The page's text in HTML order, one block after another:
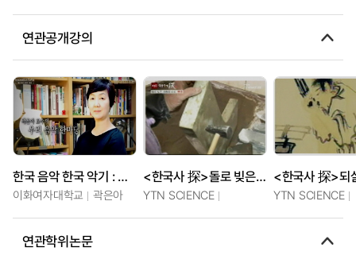
연관공개강의
한국 음악 한국 악기 : 영원한 소리를 찾아서 part 1
이화여자대학교 곽은아
<한국사 探>돌로 빚은 세종의 소리, 편경
YTN SCIENCE YTN SCIENCE
연관학위논문